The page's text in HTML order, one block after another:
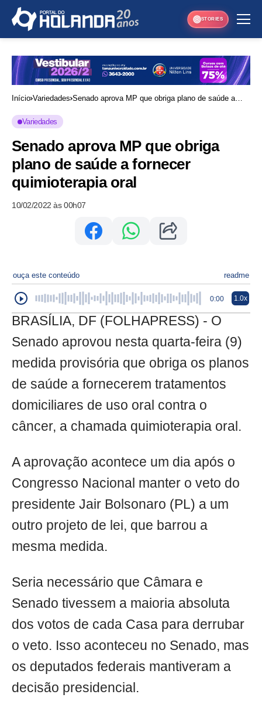
STORIES
Início Variedades Senado aprova MP que obriga plano de saúde a
Variedades
Senado aprova MP que obriga
plano de saúde a fornecer
quimioterapia oral
10/02/2022 às 00h07
ouça este conteúdo readme
0:00 1.0x
BRASÍLIA, DF (FOLHAPRESS) - O
Senado aprovou nesta quarta-feira (9)
medida provisória que obriga os planos
de saúde a fornecerem tratamentos
domiciliares de uso oral contra o
câncer, a chamada quimioterapia oral.
A aprovação acontece um dia após o
Congresso Nacional manter o veto do
presidente Jair Bolsonaro (PL) a um
outro projeto de lei, que barrou a
mesma medida.
Seria necessário que Câmara e
Senado tivessem a maioria absoluta
dos votos de cada Casa para derrubar
o veto. Isso aconteceu no Senado, mas
os deputados federais mantiveram a
decisão presidencial.